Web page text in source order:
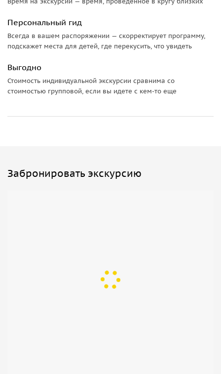
Персональный гид
Всегда в вашем распоряжении — скорректирует программу,
подскажет места для детей, где перекусить, что увидеть
Выгодно
Стоимость индивидуальной экскурсии сравнима со
стоимостью групповой, если вы идете с кем-то еще
Забронировать экскурсию